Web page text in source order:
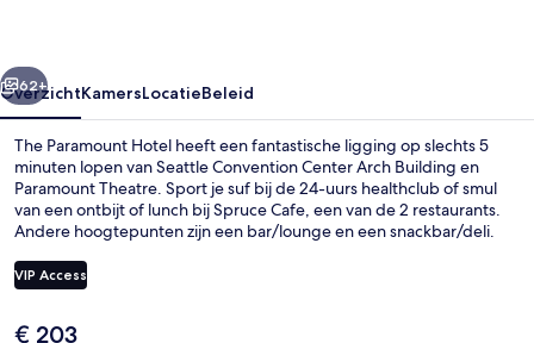
Volgende
62+
OverzichtKamersLocatieBeleid
The Paramount Hotel heeft een fantastische ligging op slechts 5
minuten lopen van Seattle Convention Center Arch Building en
Paramount Theatre. Sport je suf bij de 24-uurs healthclub of smul
van een ontbijt of lunch bij Spruce Cafe, een van de 2 restaurants.
Andere hoogtepunten zijn een bar/lounge en een snackbar/deli.
comfortabele bedden en het behulpzame personeel. Het openbaar
vervoer vind je op korte loopafstand: het is 3 minuten lopen naar
VIP Access
De
€ 203